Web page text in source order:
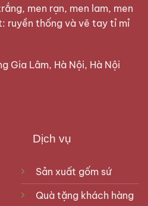
men rạn, men lam, men
ruyền thống và vẽ tay tỉ mỉ
Gia Lâm, Hà Nội, Hà Nội
Dịch vụ
Sản xuất gốm sứ
Quà tặng khách hàng